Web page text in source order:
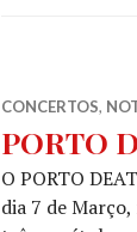
CONCERTOS,
PORTO
O PORTO
dia 7 de